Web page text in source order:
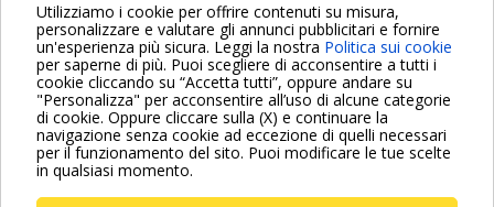
Utilizziamo i cookie per offrire contenuti su misura,
personalizzare e valutare gli annunci pubblicitari e fornire
un'esperienza più sicura. Leggi la nostra Politica sui cookie
per saperne di più. Puoi scegliere di acconsentire a tutti i
cookie cliccando su “Accetta tutti”, oppure andare su
"Personalizza" per acconsentire all’uso di alcune categorie
di cookie. Oppure cliccare sulla (X) e continuare la
navigazione senza cookie ad eccezione di quelli necessari
per il funzionamento del sito. Puoi modificare le tue scelte
in qualsiasi momento.
Paginazione
Pagina
1 Pagina
2